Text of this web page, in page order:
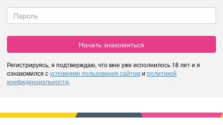
Начать знакомиться
Регистрируясь, я подтверждаю, что мне уже исполнилось 18 лет и я
ознакомился сусловиями пользования сайтоми политикой
конфиденциальности.